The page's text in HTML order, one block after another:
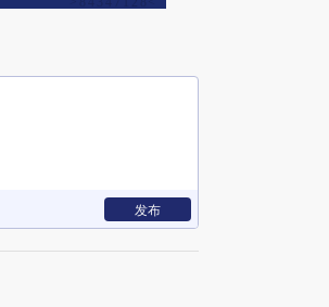
发布